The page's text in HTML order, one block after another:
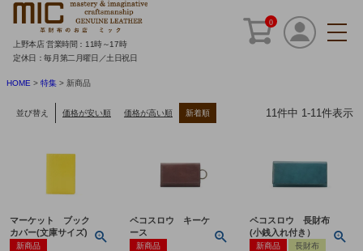
0
上野本店 営業時間：11時～17時
定休日：毎月第二月曜日／土日祝日
HOME 特集 新商品
並び替え 価格が安い順 価格が高い順 新着順 11件中 1-11件表示
マーケット ブック
カバー(文庫サイズ)
新商品
ペコスロウ キーケ
ース
新商品
ペコスロウ 長財布
(小銭入れ付き）
新商品
長財布